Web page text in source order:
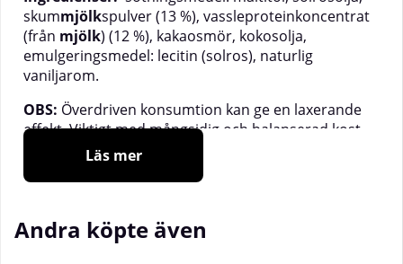
skummjölkspulver (13 %), vassleproteinkoncentrat
(från mjölk) (12 %), kakaosmör, kokosolja,
emulgeringsmedel: lecitin (solros), naturlig
vaniljarom.
OBS: Överdriven konsumtion kan ge en laxerande
effekt. Viktigt med mångsidig och balanserad kost
och hälsosam livsstil.
Förvaringsanvisning:Förvaras svalt och torrt.
Allergiinformation:Kan innehålla mandel.
Läs mer
Andra köpte även